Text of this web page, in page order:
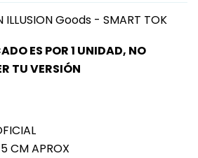
ILLUSION Goods - SMART TOK
ES POR 1 UNIDAD, NO
TU VERSIÓN
CM APROX